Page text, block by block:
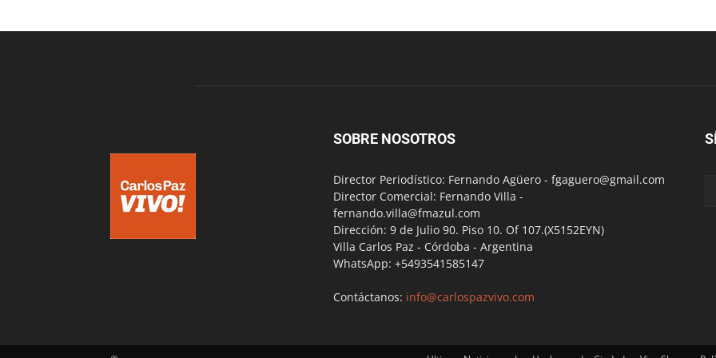
SOBRE NOSOTROS
Director Periodístico: Fernando Agüero - fgaguero@gmail.com
Director Comercial: Fernando Villa -
fernando.villa@fmazul.com
Dirección: 9 de Julio 90. Piso 10. Of 107.(X5152EYN)
Villa Carlos Paz - Córdoba - Argentina
WhatsApp: +5493541585147
Contáctanos: info@carlospazvivo.com